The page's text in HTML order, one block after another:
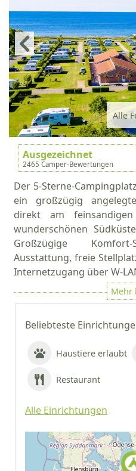
Beliebteste
Haustiere erlaubt
Restaurant
Alle Einrichtungen
Alle
Ausgezeichnet
2465 Camper-Bewertungen
Der 5-Sterne-Campingplatz
ein großzügig
direkt am
wunderschönen
Großzügige Komfort-
Ausstattung, freie
Internetzugang über W-